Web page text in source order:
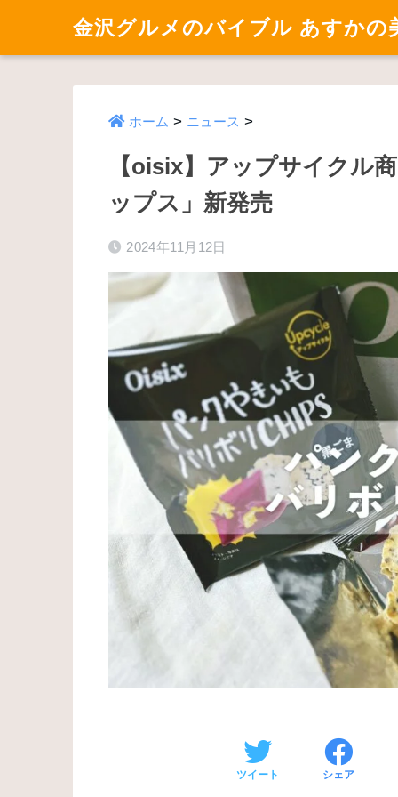
金沢グルメのバイブル あすかの
ホーム > ニュース >
【oisix】アップサイクル
ップス」新発売
2024年11月12日
ツイート シェア